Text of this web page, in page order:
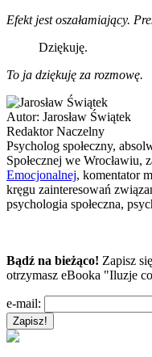
Efekt jest oszałamiający.
Dziękuję.
To ja dziękuję za rozmowę.
Autor: Jarosław Świątek
Redaktor Naczelny
Psycholog społeczny,
Społecznej we Wrocławiu,
Emocjonalnej, komentator
kręgu zainteresowań
psychologia społeczna,
Bądź na bieżąco! Zapisz
otrzymasz eBooka "Iluzje
e-mail: